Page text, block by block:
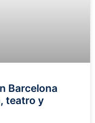
Barcelona
teatro y